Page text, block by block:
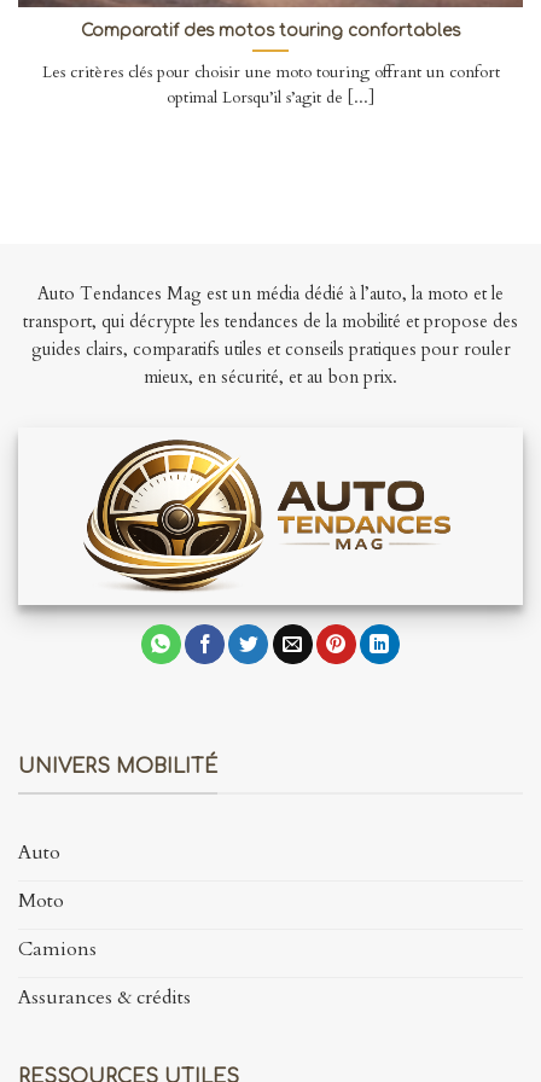
Comparatif des motos touring confortables
Les critères clés pour choisir une moto touring offrant un confort
optimal Lorsqu’il s’agit de [...]
Auto Tendances Mag est un média dédié à l’auto, la moto et le
transport, qui décrypte les tendances de la mobilité et propose des
guides clairs, comparatifs utiles et conseils pratiques pour rouler
mieux, en sécurité, et au bon prix.
UNIVERS MOBILITÉ
Auto
Moto
Camions
Assurances & crédits
RESSOURCES UTILES